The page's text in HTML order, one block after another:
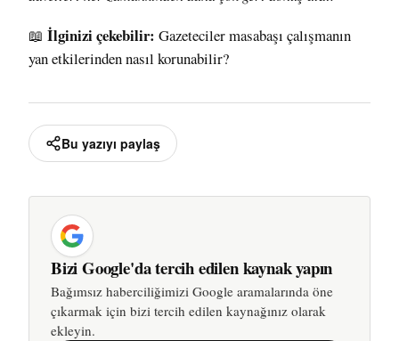
📖 İlginizi çekebilir: Gazeteciler masabaşı çalışmanın
yan etkilerinden nasıl korunabilir?
Bu yazıyı paylaş
Bizi Google'da tercih edilen kaynak yapın
Bağımsız haberciliğimizi Google aramalarında öne
çıkarmak için bizi tercih edilen kaynağınız olarak
ekleyin.